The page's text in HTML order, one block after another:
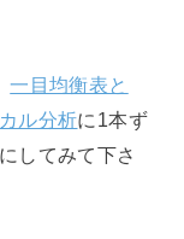
一目均衡表と
ル分析に1本ず
してみて下さ